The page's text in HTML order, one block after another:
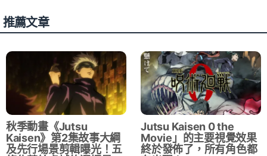
推薦文章
秋季動畫《Jutsu
Kaisen》第2集故事大綱
及先行場景剪輯曝光！五
Jutsu Kaisen 0 the
Movie」的主要視覺效果
終於發佈了，所有角色都